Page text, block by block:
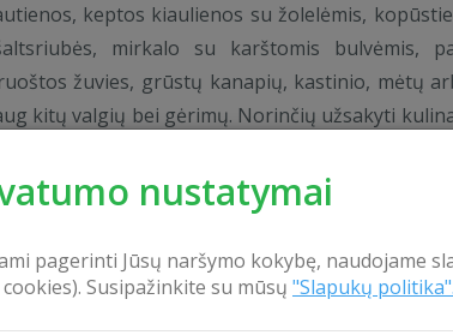
nustatymai
pagerinti Jūsų naršymo kokybę, naudojame
Susipažinkite su mūsų "Slapukų politika".
keptos kiaulienos su žolelėmis,
mirkalo su karštomis bulvėmis,
žuvies, grūstų kanapių, kastinio, mėtų
kitų valgių bei gėrimų. Norinčių užsakyti
susitarti iš anksto.